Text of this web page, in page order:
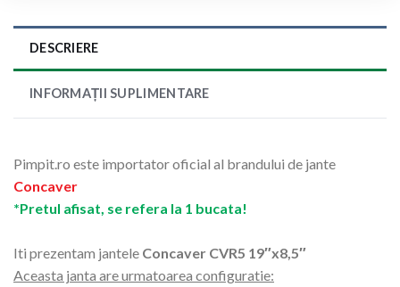
DESCRIERE
INFORMAȚII SUPLIMENTARE
Pimpit.ro este importator oficial al brandului de jante
Concaver
*Pretul afisat, se refera la 1 bucata!
Iti prezentam jantele Concaver CVR5 19″x8,5″
Aceasta janta are urmatoarea configuratie: